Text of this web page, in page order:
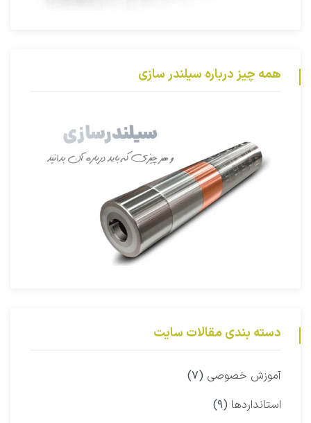
همه چیز درباره سیلندر سازی
دسته بندی مقالات سایت
آموزش خصوصی (۷)
استانداردها (۹)